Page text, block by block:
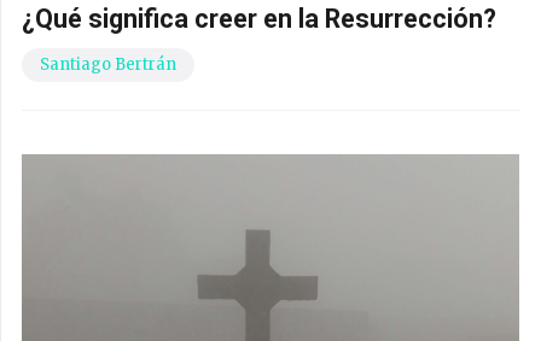
¿Qué significa creer en la Resurrección?
Santiago Bertrán